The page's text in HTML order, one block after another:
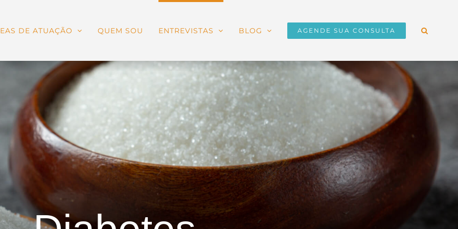
DE ATUAÇÃO QUEM SOU ENTREVISTAS BLOG AGENDE SUA CONSULTA